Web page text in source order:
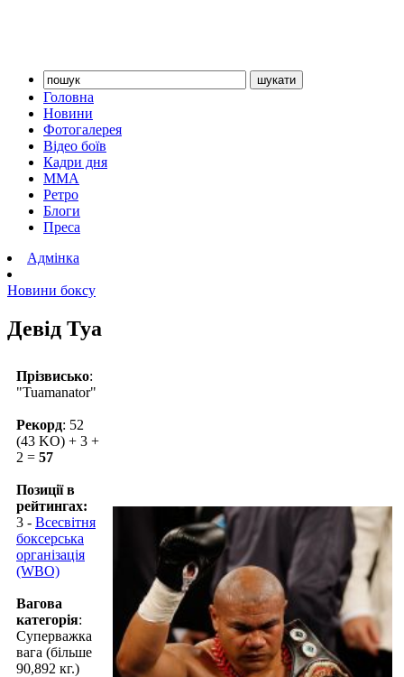
Головна
Новини
Фотогалерея
Відео боїв
Кадри дня
ММА
Ретро
Блоги
Преса
Адмінка
Новини боксу
Девід Туа
Прізвисько:
"Tuamanator"
Рекорд: 52
(43 KO) + 3 +
2 = 57
Позиції в
рейтингах:
3 - Всесвітня
боксерська
організація
(WBO)
Вагова
категорія:
Суперважка
вага (більше
90,892 кг.)